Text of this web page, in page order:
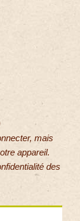
mais
appareil.
des